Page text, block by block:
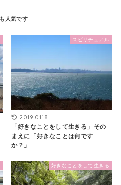
スピリチュアル
2019.01.18
「好きなことをして生きる」その
まえに「好きなことは何です
か？」
好きなことをして生きる